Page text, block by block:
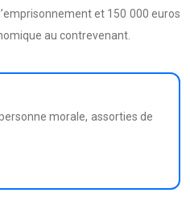
et 150 000 euros
au contrevenant.
morale, assorties de